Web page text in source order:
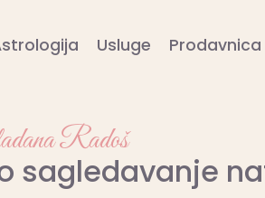
Usluge Prodavnica
Radoš
sagledavanje